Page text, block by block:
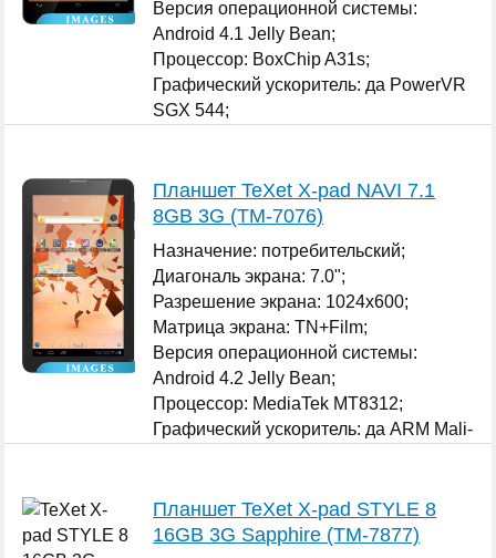
Версия операционной системы:
Android 4.1 Jelly Bean;
Процессор: BoxChip A31s;
Графический ускоритель: да PowerVR
SGX 544;
Планшет TeXet X-pad NAVI 7.1
8GB 3G (TM-7076)
Назначение: потребительский;
Диагональ экрана: 7.0";
Разрешение экрана: 1024x600;
Матрица экрана: TN+Film;
Версия операционной системы:
Android 4.2 Jelly Bean;
Процессор: MediaTek MT8312;
Графический ускоритель: да ARM Mali-
Планшет TeXet X-pad STYLE 8
16GB 3G Sapphire (TM-7877)